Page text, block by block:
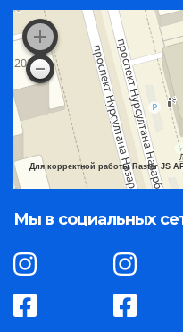
Для корректной работы Raster JS
Мы в социальных